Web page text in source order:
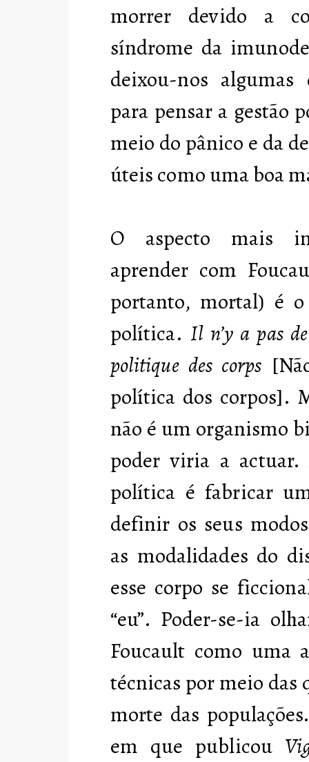
morrer devido a
síndrome da
deixou-nos algumas
para pensar a gestão
meio do pânico e da
úteis como uma boa
O aspecto mais
aprender com
portanto, mortal) é
política. Il n’y a pas
politique des corps
política dos corpos].
não é um organismo
poder viria a
política é fabricar
definir os seus
as modalidades do
esse corpo se
“eu”. Poder-se-ia
Foucault como uma
técnicas por meio das
morte das
em que publicou